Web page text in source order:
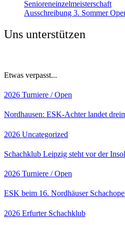
Senioreneinzelmeisterschaft
Ausschreibung 3. Sommer
Uns unterstützen
Etwas verpasst...
2026 Turniere / Open
Nordhausen: ESK-Achter landet
2026 Uncategorized
Schachklub Leipzig steht vor der
2026 Turniere / Open
ESK beim 16. Nordhäuser
2026 Erfurter Schachklub